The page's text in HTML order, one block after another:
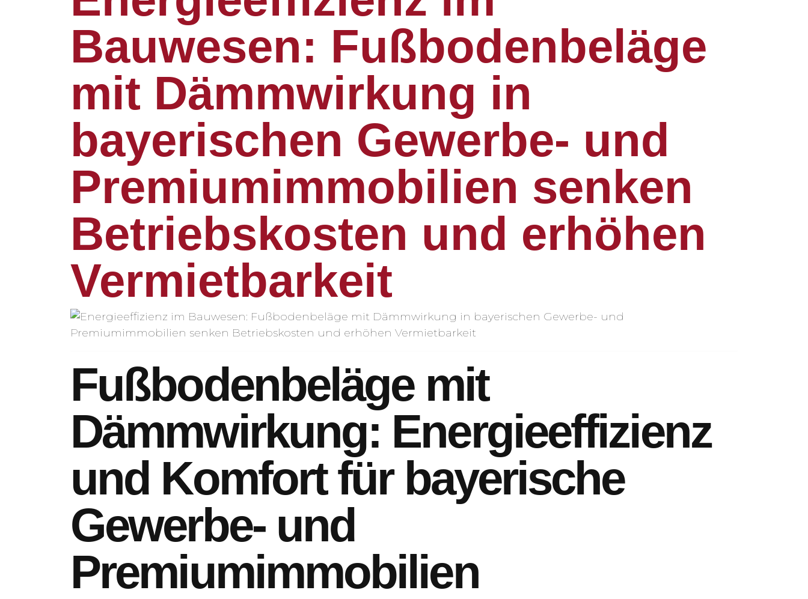
Bauwesen: Fußbodenbeläge
mit Dämmwirkung in
bayerischen Gewerbe- und
Premiumimmobilien senken
Betriebskosten und erhöhen
Vermietbarkeit
Fußbodenbeläge mit
Dämmwirkung: Energieeffizienz
und Komfort für bayerische
Gewerbe- und
Premiumimmobilien